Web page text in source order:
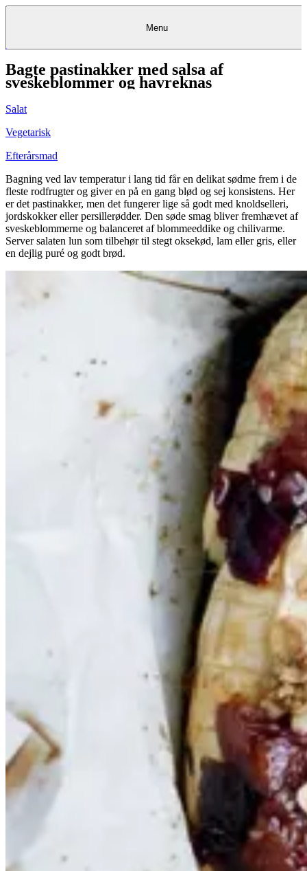
KantineKantineKantine
FrokostordningFrokostordningFrokostordning
CateringCatering& &EventsEventsCatering & Events
Opskrifter
RestauranterRestauranter&&BagerierBagerier
Bagerier
FoodserviceFoodservice Foodservice
rådgivning
Eventkalender
KøbKøbgavekortgavekortKøb gavekort
KundeserviceKundeserviceKundeservice
Menu
Bagte pastinakker med salsa af
sveskeblommer og havreknas
Salat
Vegetarisk
Efterårsmad
Bagning ved lav temperatur i lang tid får en delikat sødme frem i de
fleste rodfrugter og giver en på en gang blød og sej konsistens. Her
er det pastinakker, men det fungerer lige så godt med knoldselleri,
jordskokker eller persillerødder. Den søde smag bliver fremhævet af
sveskeblommerne og balanceret af blommeeddike og chilivarme.
Server salaten lun som tilbehør til stegt oksekød, lam eller gris, eller
en dejlig puré og godt brød.